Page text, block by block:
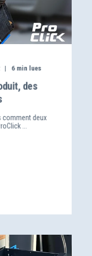
6min lues
des
comment deux
...